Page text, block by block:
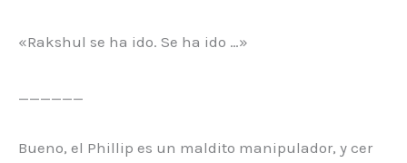
«Rakshul se ha ido. Se ha ido …»
______
Bueno, el Phillip es un maldito manipulador, y cer